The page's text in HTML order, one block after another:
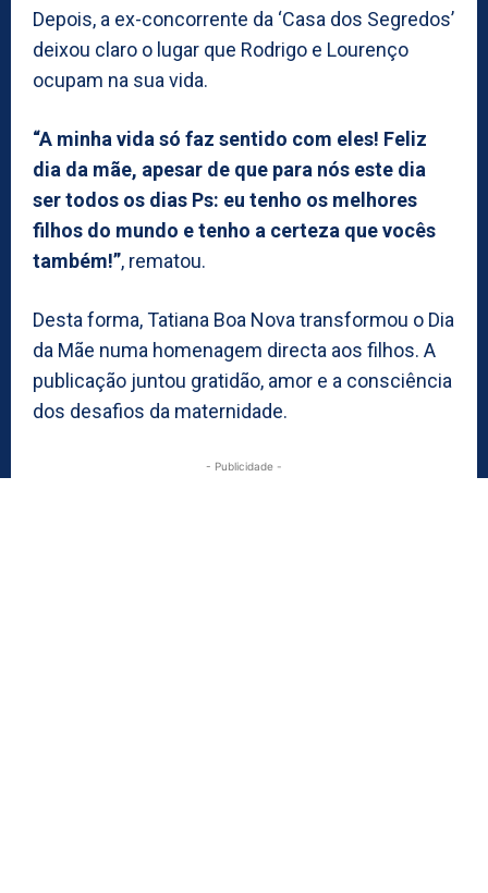
Depois, a ex-concorrente da ‘Casa dos Segredos’
deixou claro o lugar que Rodrigo e Lourenço
ocupam na sua vida.
“A minha vida só faz sentido com eles! Feliz
dia da mãe, apesar de que para nós este dia
ser todos os dias Ps: eu tenho os melhores
filhos do mundo e tenho a certeza que vocês
também!”, rematou.
Desta forma, Tatiana Boa Nova transformou o Dia
da Mãe numa homenagem directa aos filhos. A
publicação juntou gratidão, amor e a consciência
dos desafios da maternidade.
- Publicidade -